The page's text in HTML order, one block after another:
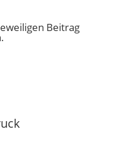
Beitrag